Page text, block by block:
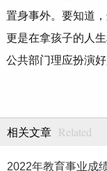
置身事外。要知道，
更是在拿孩子的人生
公共部门理应扮演
相关文章 Related
2022年教育事业成